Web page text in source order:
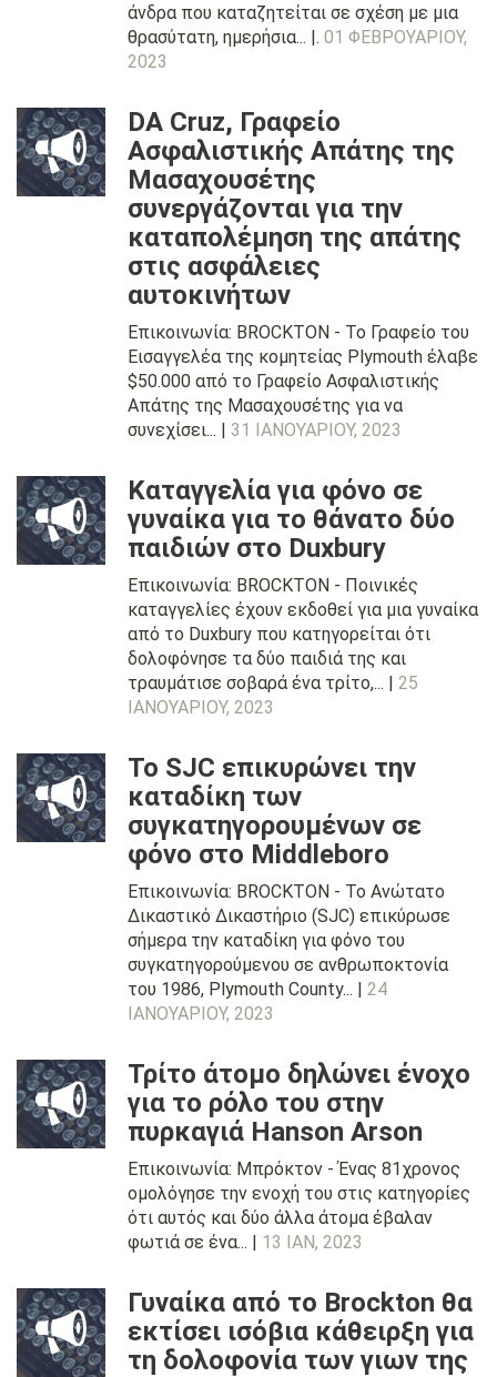
άνδρα που καταζητείται σε σχέση με μια
θρασύτατη, ημερήσια... |. 01 ΦΕΒΡΟΥΑΡΊΟΥ,
2023
DA Cruz, Γραφείο
Ασφαλιστικής Απάτης της
Μασαχουσέτης
συνεργάζονται για την
καταπολέμηση της απάτης
στις ασφάλειες
αυτοκινήτων
Επικοινωνία: BROCKTON - Το Γραφείο του
Εισαγγελέα της κομητείας Plymouth έλαβε
$50.000 από το Γραφείο Ασφαλιστικής
Απάτης της Μασαχουσέτης για να
συνεχίσει... | 31 ΙΑΝΟΥΑΡΊΟΥ, 2023
Καταγγελία για φόνο σε
γυναίκα για το θάνατο δύο
παιδιών στο Duxbury
Επικοινωνία: BROCKTON - Ποινικές
καταγγελίες έχουν εκδοθεί για μια γυναίκα
από το Duxbury που κατηγορείται ότι
δολοφόνησε τα δύο παιδιά της και
τραυμάτισε σοβαρά ένα τρίτο,... | 25
ΙΑΝΟΥΑΡΊΟΥ, 2023
Το SJC επικυρώνει την
καταδίκη των
συγκατηγορουμένων σε
φόνο στο Middleboro
Επικοινωνία: BROCKTON - Το Ανώτατο
Δικαστικό Δικαστήριο (SJC) επικύρωσε
σήμερα την καταδίκη για φόνο του
συγκατηγορούμενου σε ανθρωποκτονία
του 1986, Plymouth County... | 24
ΙΑΝΟΥΑΡΊΟΥ, 2023
Τρίτο άτομο δηλώνει ένοχο
για το ρόλο του στην
πυρκαγιά Hanson Arson
Επικοινωνία: Μπρόκτον - Ένας 81χρονος
ομολόγησε την ενοχή του στις κατηγορίες
ότι αυτός και δύο άλλα άτομα έβαλαν
φωτιά σε ένα... | 13 ΙΑΝ, 2023
Γυναίκα από το Brockton θα
εκτίσει ισόβια κάθειρξη για
τη δολοφονία των γιων της